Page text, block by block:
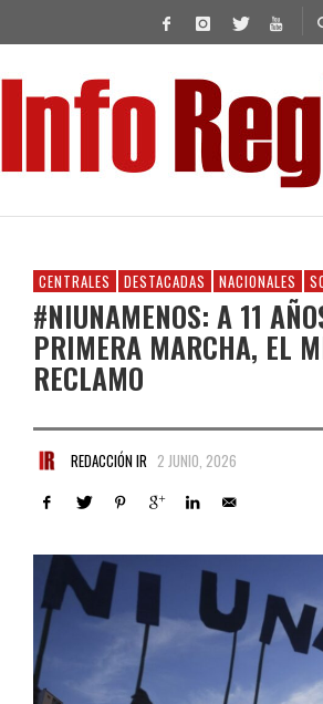
CENTRALES DESTACADAS NACIONALES
#NIUNAMENOS: A 11
PRIMERA MARCHA, EL
RECLAMO
REDACCIÓN IR 2 JUNIO, 2026